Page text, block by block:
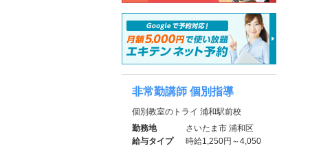
非常勤講師 個別指導
個別教室のトライ 浦和駅前校
勤務地
さいたま市 浦和区
給与タイプ
時給1,250円～4,050